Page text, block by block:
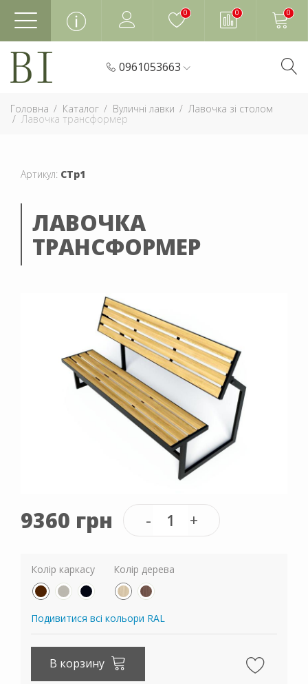
0 0 0
0961053663
Головна Каталог Вуличні лавки Лавочка зі столом
Лавочка трансформер
Артикул: СТр1
ЛАВОЧКА
ТРАНСФОРМЕР
9360 грн
Колір каркасу Колір дерева
Подивитися всі кольори RAL
В корзину